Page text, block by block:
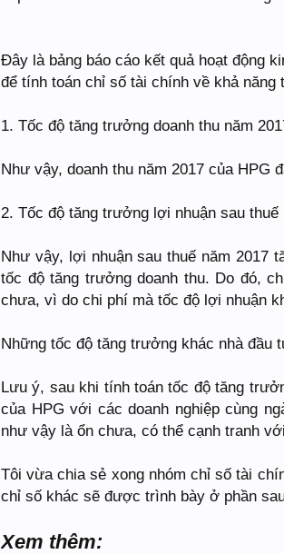
Đây là bảng báo cáo kết quả hoạt động
để tính toán chỉ số tài chính về khả năng
1. Tốc độ tăng trưởng doanh thu năm
Như vậy, doanh thu năm 2017 của HPG
2. Tốc độ tăng trưởng lợi nhuận sau
Như vậy, lợi nhuận sau thuế năm 2017
tốc độ tăng trưởng doanh thu. Do đó,
chưa, vì do chi phí mà tốc độ lợi nhuận
Những tốc độ tăng trưởng khác nhà
Lưu ý, sau khi tính toán tốc độ tăng
của HPG với các doanh nghiệp cùng
như vậy là ổn chưa, có thể cạnh tranh
Tôi vừa chia sẻ xong nhóm chỉ số tài
chỉ số khác sẽ được trình bày ở phần
Xem thêm: